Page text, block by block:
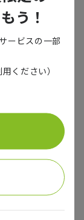
規模が圧倒的
点強化する
の巨額投資
において
言い方を変え
ル化の限界を
額やM&Aの
う！
ービスの一部
ください）